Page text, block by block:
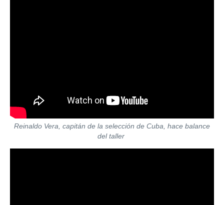
Reinaldo Vera, capitán de la selección de Cuba, hace balance
del taller